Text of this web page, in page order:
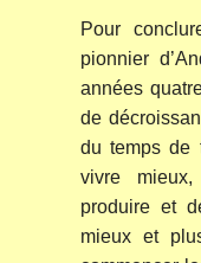
Pour
pionnier
années
de
du temps de
vivre
produire et
mieux et